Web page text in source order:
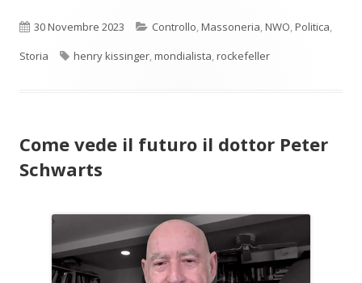
Pubblicato
30 Novembre 2023 Categorie
Controllo,Massoneria,NWO,Politica,
Storia
Tag
henry kissinger,mondialista,rockefeller
Come vede il futuro il dottor Peter
Schwarts